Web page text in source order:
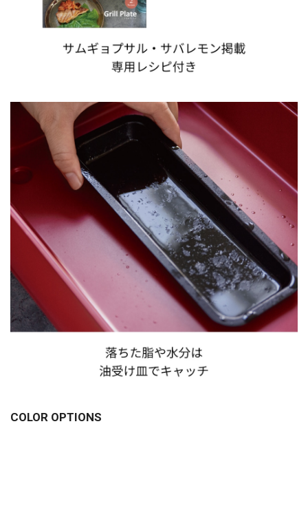
COLOR OPTIONS